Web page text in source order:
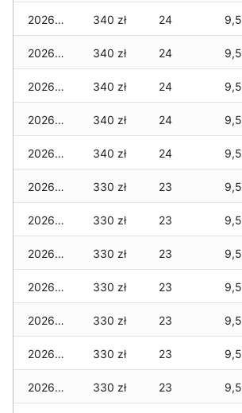
2026-04-08 340 zł 24
2026-04-07 340 zł 24
2026-04-06 340 zł 24
2026-04-05 340 zł 24
2026-04-04 340 zł 24
2026-04-03 330 zł 23
2026-04-02 330 zł 23
2026-04-01 330 zł 23
2026-03-31 330 zł 23
2026-03-30 330 zł 23
2026-03-29 330 zł 23
2026-03-28 330 zł 23